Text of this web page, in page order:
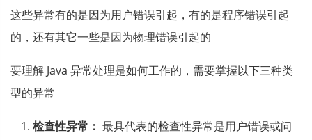
这些异常有的是因为用户错误引起，有的是程序错误引起
的，还有其它一些是因为物理错误引起的
要理解 Java 异常处理是如何工作的，需要掌握以下三种类
型的异常
检查性异常： 最具代表的检查性异常是用户错误或问